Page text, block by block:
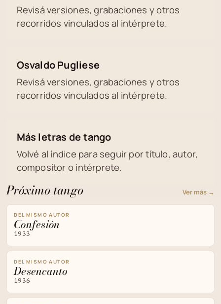
Revisá versiones, grabaciones y otros
recorridos vinculados al intérprete.
Osvaldo Pugliese
Revisá versiones, grabaciones y otros
recorridos vinculados al intérprete.
Más letras de tango
Volvé al índice para seguir por título, autor,
compositor o intérprete.
Próximo tango Ver más →
DEL MISMO AUTOR
Confesión
1933
DEL MISMO AUTOR
Desencanto
1936